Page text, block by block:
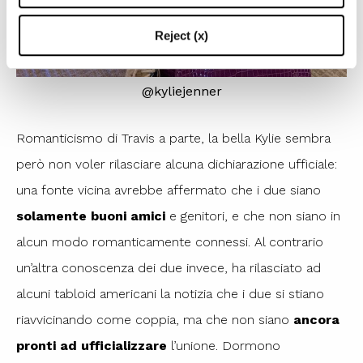
Reject (x)
@kyliejenner
Romanticismo di Travis a parte, la bella Kylie sembra
però non voler rilasciare alcuna dichiarazione ufficiale:
una fonte vicina avrebbe affermato che i due siano
solamente buoni amici e genitori, e che non siano in
alcun modo romanticamente connessi. Al contrario
un’altra conoscenza dei due invece, ha rilasciato ad
alcuni tabloid americani la notizia che i due si stiano
riavvicinando come coppia, ma che non siano ancora
pronti ad ufficializzare l’unione. Dormono